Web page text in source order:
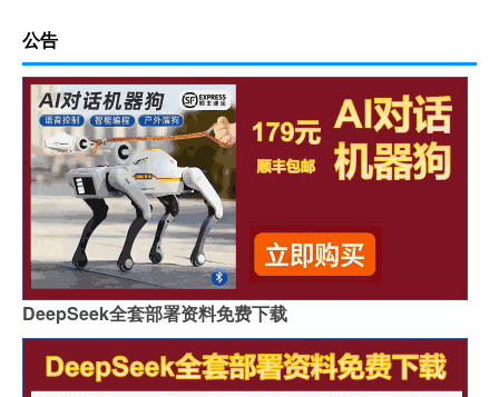
公告
DeepSeek全套部署资料免费下载